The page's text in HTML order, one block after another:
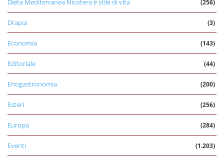
Dieta Mediterranea Nicotera è stile di vita (256)
Drapia (3)
Economia (143)
Editoriale (44)
Enogastronomia (200)
Esteri (256)
Europa (284)
Eventi (1.203)